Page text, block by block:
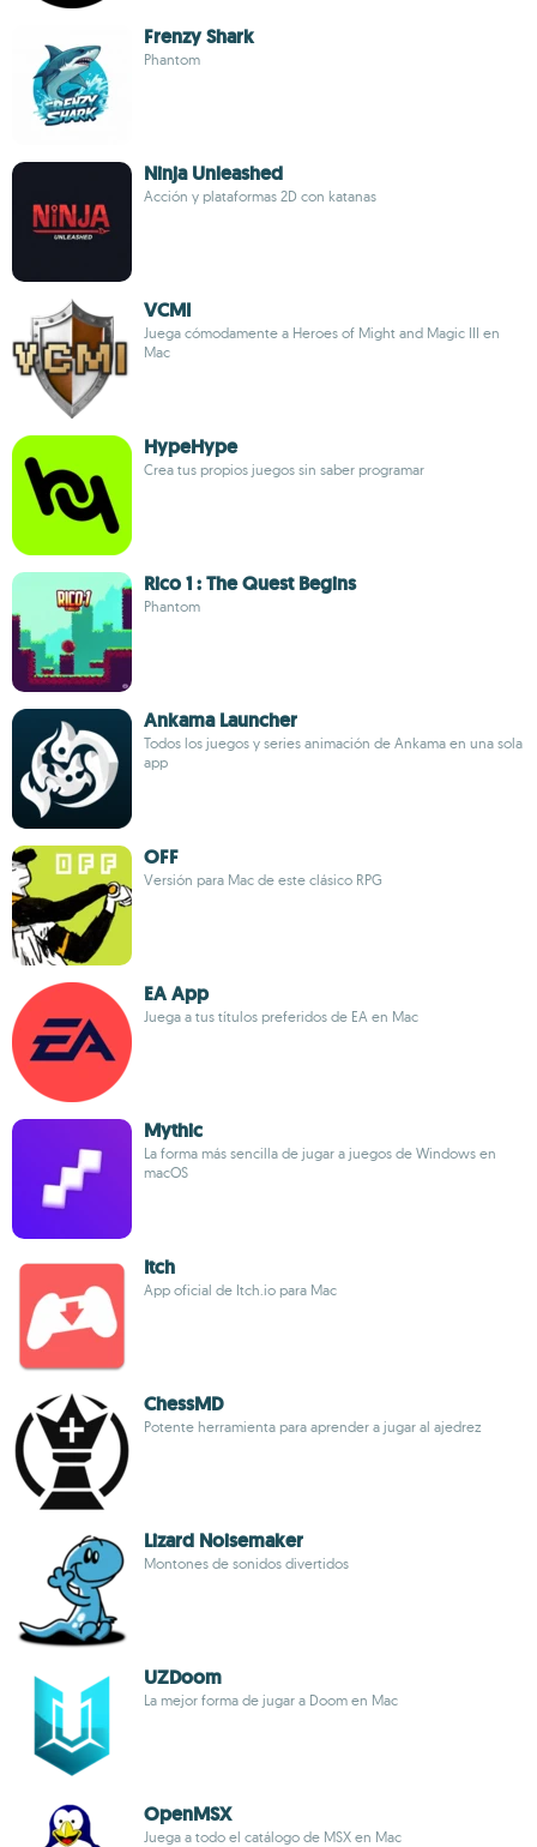
Frenzy Shark
Phantom
Ninja Unleashed
Acción y plataformas 2D con katanas
VCMI
Juega cómodamente a Heroes of Might and Magic III en
Mac
HypeHype
Crea tus propios juegos sin saber programar
Rico 1 : The Quest Begins
Phantom
Ankama Launcher
Todos los juegos y series animación de Ankama en una sola
app
OFF
Versión para Mac de este clásico RPG
EA App
Juega a tus títulos preferidos de EA en Mac
Mythic
La forma más sencilla de jugar a juegos de Windows en
macOS
Itch
App oficial de Itch.io para Mac
ChessMD
Potente herramienta para aprender a jugar al ajedrez
Lizard Noisemaker
Montones de sonidos divertidos
UZDoom
La mejor forma de jugar a Doom en Mac
OpenMSX
Juega a todo el catálogo de MSX en Mac